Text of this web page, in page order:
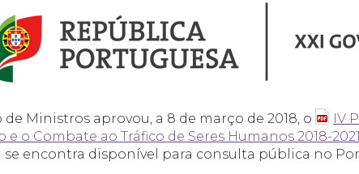
de Ministros aprovou, a 8 de março de 2018, o
IV
e o Combate ao Tráfico de Seres Humanos 2018-2021
se encontra disponível para consulta pública no